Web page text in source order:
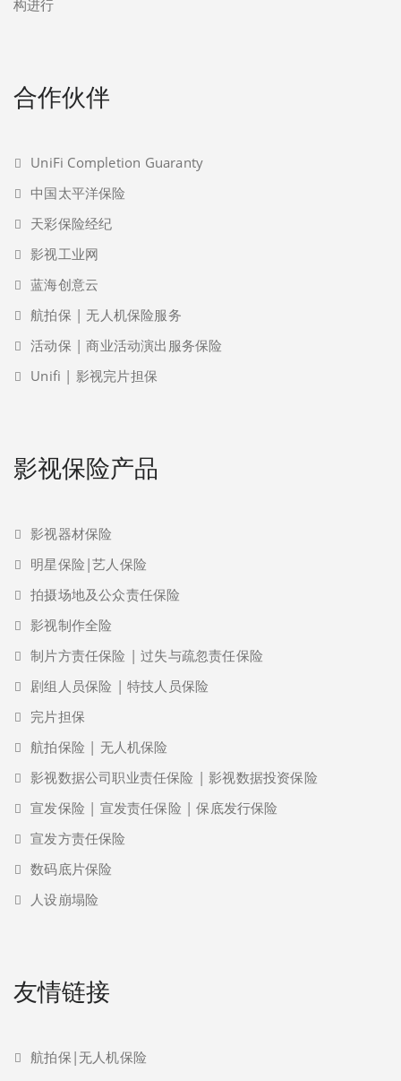
构进行
合作伙伴
UniFi Completion Guaranty
中国太平洋保险
天彩保险经纪
影视工业网
蓝海创意云
航拍保 | 无人机保险服务
活动保 | 商业活动演出服务保险
Unifi | 影视完片担保
影视保险产品
影视器材保险
明星保险|艺人保险
拍摄场地及公众责任保险
影视制作全险
制片方责任保险 | 过失与疏忽责任保险
剧组人员保险 | 特技人员保险
完片担保
航拍保险 | 无人机保险
影视数据公司职业责任保险 | 影视数据投资保险
宣发保险 | 宣发责任保险 | 保底发行保险
宣发方责任保险
数码底片保险
人设崩塌险
友情链接
航拍保|无人机保险